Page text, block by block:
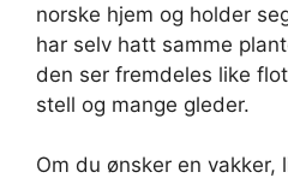
norske hjem og holder
har selv hatt samme
den ser fremdeles like
stell og mange gleder.
Om du ønsker en vakker,